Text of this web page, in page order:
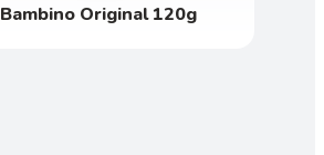
Bambino Original 120g